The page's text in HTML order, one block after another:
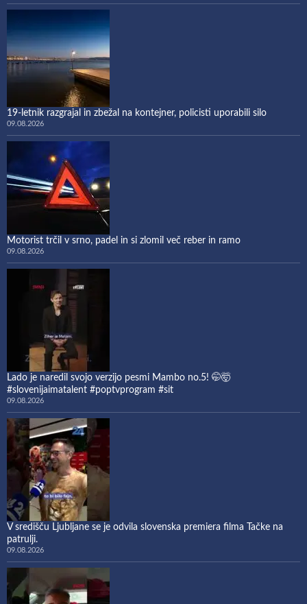
19-letnik razgrajal in zbežal na kontejner, policisti uporabili silo
09.08.2026
Motorist trčil v srno, padel in si zlomil več reber in ramo
09.08.2026
Lado je naredil svojo verzijo pesmi Mambo no.5! 🤭🤯
#slovenijaimatalent #poptvprogram #sit
09.08.2026
V središču Ljubljane se je odvila slovenska premiera filma Tačke na
patrulji.
09.08.2026